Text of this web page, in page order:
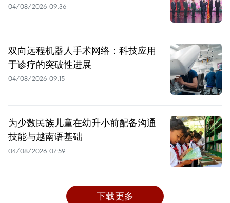
04/08/2026 09:36
双向远程机器人手术网络：科技应用
于诊疗的突破性进展
04/08/2026 09:15
为少数民族儿童在幼升小前配备沟通
技能与越南语基础
04/08/2026 07:59
下载更多